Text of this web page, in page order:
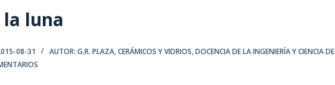
luna
08-31 AUTOR: G.R. PLAZA,CERÁMICOS Y VIDRIOS,DOCENCIA DE LA INGENIERÍA Y CIENCIA DE